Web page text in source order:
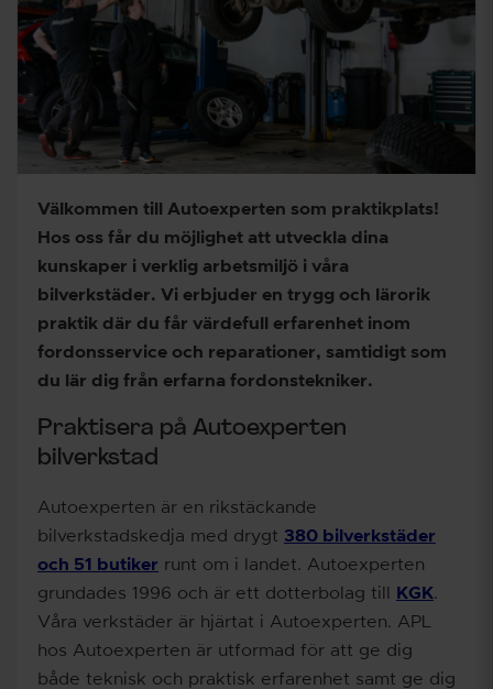
Välkommen till Autoexperten som praktikplats!
Hos oss får du möjlighet att utveckla dina
kunskaper i verklig arbetsmiljö i våra
bilverkstäder. Vi erbjuder en trygg och lärorik
praktik där du får värdefull erfarenhet inom
fordonsservice och reparationer, samtidigt som
du lär dig från erfarna fordonstekniker.
Praktisera på Autoexperten
bilverkstad
Autoexperten är en rikstäckande
bilverkstadskedja med drygt 380 bilverkstäder
och 51 butiker runt om i landet. Autoexperten
grundades 1996 och är ett dotterbolag till
KGK.
Våra verkstäder är hjärtat i Autoexperten. APL
hos Autoexperten är utformad för att ge dig
både teknisk och praktisk erfarenhet samt ge dig